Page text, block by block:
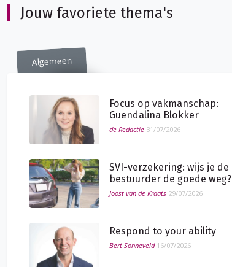
Jouw favoriete thema's
Algemeen
Focus op vakmanschap:
Guendalina Blokker
de Redactie 31/07/2026
SVI-verzekering: wijs je de
bestuurder de goede weg?
Joost van de Kraats 29/07/2026
Respond to your ability
Bert Sonneveld 16/07/2026